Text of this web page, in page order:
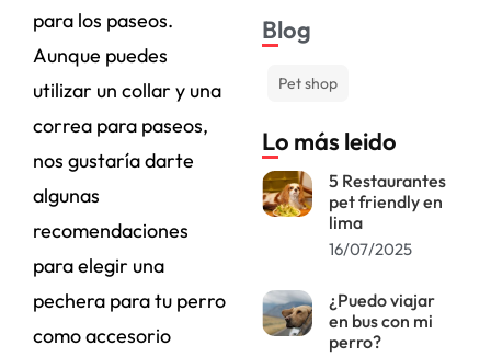
para los paseos.
Aunque puedes
utilizar un collar y una
correa para paseos,
nos gustaría darte
algunas
recomendaciones
para elegir una
pechera para tu perro
como accesorio
Blog
Pet shop
Lo más leido
5 Restaurantes
pet friendly en
lima
16/07/2025
¿Puedo viajar
en bus con mi
perro?